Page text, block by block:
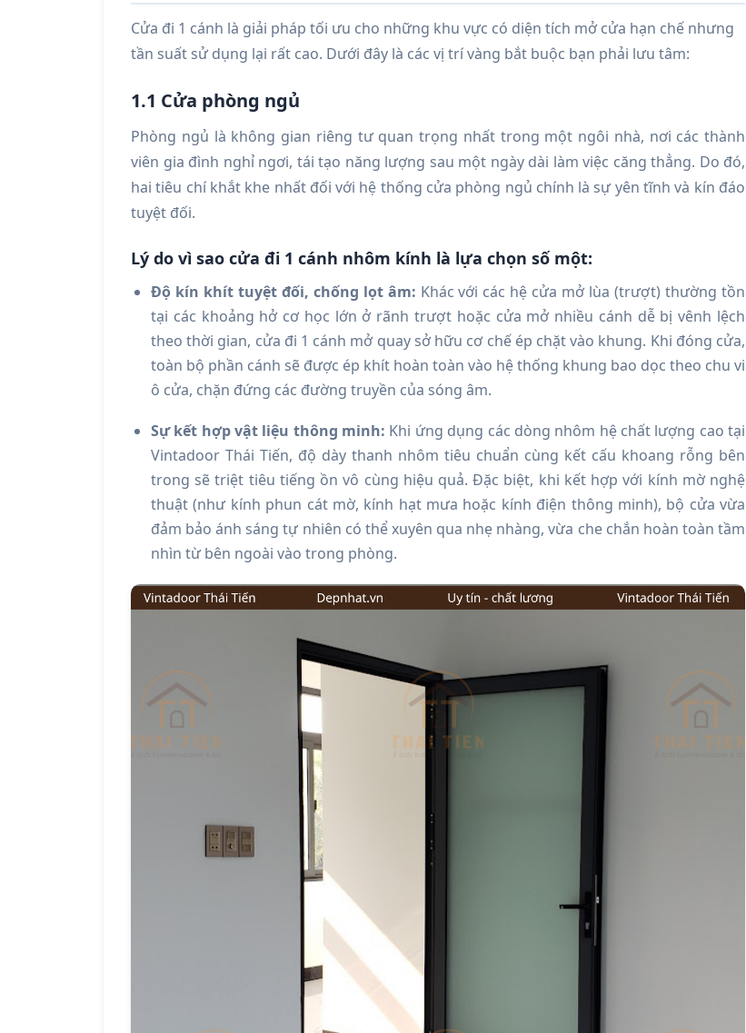
Cửa đi 1 cánh là giải pháp tối ưu cho những khu vực có diện tích mở cửa hạn chế nhưng
tần suất sử dụng lại rất cao. Dưới đây là các vị trí vàng bắt buộc bạn phải lưu tâm:
1.1 Cửa phòng ngủ
Phòng ngủ là không gian riêng tư quan trọng nhất trong một ngôi nhà, nơi các thành
viên gia đình nghỉ ngơi, tái tạo năng lượng sau một ngày dài làm việc căng thẳng. Do đó,
hai tiêu chí khắt khe nhất đối với hệ thống cửa phòng ngủ chính là sự yên tĩnh và kín đáo
tuyệt đối.
Lý do vì sao cửa đi 1 cánh nhôm kính là lựa chọn số một:
Độ kín khít tuyệt đối, chống lọt âm: Khác với các hệ cửa mở lùa (trượt) thường tồn
tại các khoảng hở cơ học lớn ở rãnh trượt hoặc cửa mở nhiều cánh dễ bị vênh lệch
theo thời gian, cửa đi 1 cánh mở quay sở hữu cơ chế ép chặt vào khung. Khi đóng cửa,
toàn bộ phần cánh sẽ được ép khít hoàn toàn vào hệ thống khung bao dọc theo chu vi
ô cửa, chặn đứng các đường truyền của sóng âm.
Sự kết hợp vật liệu thông minh: Khi ứng dụng các dòng nhôm hệ chất lượng cao tại
Vintadoor Thái Tiến, độ dày thanh nhôm tiêu chuẩn cùng kết cấu khoang rỗng bên
trong sẽ triệt tiêu tiếng ồn vô cùng hiệu quả. Đặc biệt, khi kết hợp với kính mờ nghệ
thuật (như kính phun cát mờ, kính hạt mưa hoặc kính điện thông minh), bộ cửa vừa
đảm bảo ánh sáng tự nhiên có thể xuyên qua nhẹ nhàng, vừa che chắn hoàn toàn tầm
nhìn từ bên ngoài vào trong phòng.